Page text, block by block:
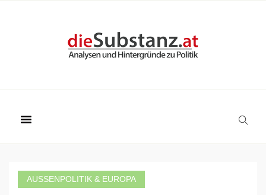
AUSSENPOLITIK & EUROPA